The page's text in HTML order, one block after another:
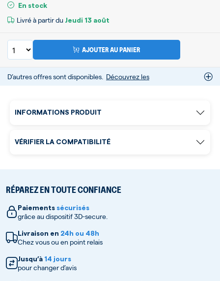
En stock
Livré à partir du Jeudi 13 août
AJOUTER AU PANIER
D’autres offres sont disponibles. Découvrez les
INFORMATIONS PRODUIT
RÉPAREZ EN TOUTE CONFIANCE
Paiements sécurisés
grâce au dispositif 3D-secure.
Livraison en 24h ou 48h
Chez vous ou en point relais
Jusqu’à 14 jours
pour changer d’avis
VÉRIFIER LA COMPATIBILITÉ